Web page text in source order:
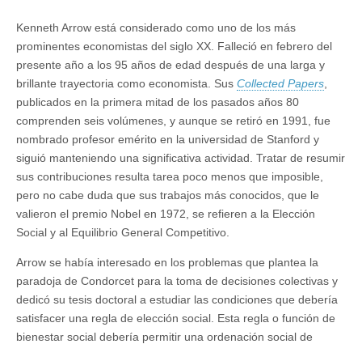
Kenneth Arrow está considerado como uno de los más
prominentes economistas del siglo XX. Falleció en febrero del
presente año a los 95 años de edad después de una larga y
brillante trayectoria como economista. Sus Collected Papers
publicados en la primera mitad de los pasados años 80
comprenden seis volúmenes, y aunque se retiró en 1991, fue
nombrado profesor emérito en la universidad de Stanford y
siguió manteniendo una significativa actividad. Tratar de resumir
sus contribuciones resulta tarea poco menos que imposible,
pero no cabe duda que sus trabajos más conocidos, que le
valieron el premio Nobel en 1972, se refieren a la Elección
Social y al Equilibrio General Competitivo.
Arrow se había interesado en los problemas que plantea la
paradoja de Condorcet para la toma de decisiones colectivas y
dedicó su tesis doctoral a estudiar las condiciones que debería
satisfacer una regla de elección social. Esta regla o función de
bienestar social debería permitir una ordenación social de